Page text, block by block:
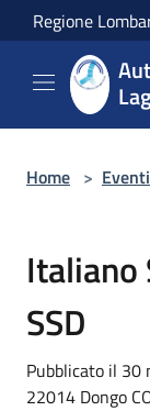
Salta al contenuto
Regione
Home > Eventi
Italiano
SSD
Pubblicato il 30
22014 Dongo